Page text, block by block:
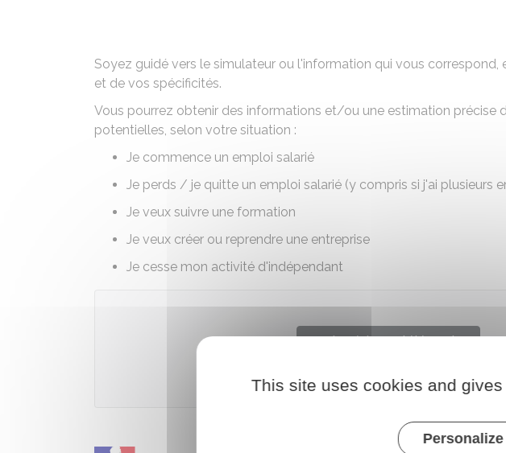
Soyez guidé vers le simulateur ou l'information qui vous
et de vos spécificités.
Vous pourrez obtenir des informations et/ou une estimation précise
potentielles, selon votre situation :
Je commence un emploi salarié
Je perds / je quitte un emploi salarié (y compris si j'ai plusieurs
Je veux suivre une formation
Je veux créer ou reprendre une entreprise
Je cesse mon activité d'indépendant
Accéder au téléservice
France Travail
This site uses cookies and
Personalize